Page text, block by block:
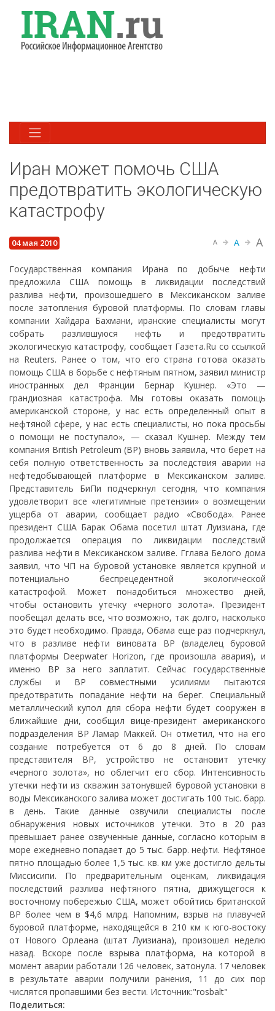
Иран может помочь США
предотвратить экологическую
катастрофу
04 мая 2010 A A A
Государственная компания Ирана по добыче нефти
предложила США помощь в ликвидации последствий
разлива нефти, произошедшего в Мексиканском заливе
после затопления буровой платформы. По словам главы
компании Хайдара Бахмани, иранские специалисты могут
собрать разлившуюся нефть и предотвратить
экологическую катастрофу, сообщает Газета.Ru со ссылкой
на Reuters. Ранее о том, что его страна готова оказать
помощь США в борьбе с нефтяным пятном, заявил министр
иностранных дел Франции Бернар Кушнер. «Это —
грандиозная катастрофа. Мы готовы оказать помощь
американской стороне, у нас есть определенный опыт в
нефтяной сфере, у нас есть специалисты, но пока просьбы
о помощи не поступало», — сказал Кушнер. Между тем
компания British Petroleum (ВР) вновь заявила, что берет на
себя полную ответственность за последствия аварии на
нефтедобывающей платформе в Мексиканском заливе.
Представитель БиПи подчеркнул сегодня, что компания
удовлетворит все «легитимные претензии» о возмещении
ущерба от аварии, сообщает радио «Свобода». Ранее
президент США Барак Обама посетил штат Луизиана, где
продолжается операция по ликвидации последствий
разлива нефти в Мексиканском заливе. Гглава Белого дома
заявил, что ЧП на буровой установке является крупной и
потенциально беспрецедентной экологической
катастрофой. Может понадобиться множество дней,
чтобы остановить утечку «черного золота». Президент
пообещал делать все, что возможно, так долго, насколько
это будет необходимо. Правда, Обама еще раз подчеркнул,
что в разливе нефти виновата ВР (владелец буровой
платформы Deepwater Horizon, где произошла авария), и
именно ВР за него заплатит. Сейчас государственные
службы и ВР совместными усилиями пытаются
предотвратить попадание нефти на берег. Специальный
металлический купол для сбора нефти будет сооружен в
ближайшие дни, сообщил вице-президент американского
подразделения BP Ламар Маккей. Он отметил, что на его
создание потребуется от 6 до 8 дней. По словам
представителя BP, устройство не остановит утечку
«черного золота», но облегчит его сбор. Интенсивность
утечки нефти из скважин затонувшей буровой установки в
воды Мексиканского залива может достигать 100 тыс. барр.
в день. Такие данные озвучили специалисты после
обнаружения новых источников утечки. Это в 20 раз
превышает ранее озвученные данные, согласно которым в
море ежедневно попадает до 5 тыс. барр. нефти. Нефтяное
пятно площадью более 1,5 тыс. кв. км уже достигло дельты
Миссисипи. По предварительным оценкам, ликвидация
последствий разлива нефтяного пятна, движущегося к
восточному побережью США, может обойтись британской
ВР более чем в $4,6 млрд. Напомним, взрыв на плавучей
буровой платформе, находящейся в 210 км к юго-востоку
от Нового Орлеана (штат Луизиана), произошел неделю
назад. Вскоре после взрыва платформа, на которой в
момент аварии работали 126 человек, затонула. 17 человек
в результате аварии получили ранения, 11 до сих пор
числятся пропавшими без вести. Источник:"rosbalt"
Поделиться: